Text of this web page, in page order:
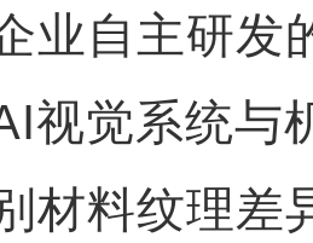
业自主研发
视觉系统与
材料纹理差